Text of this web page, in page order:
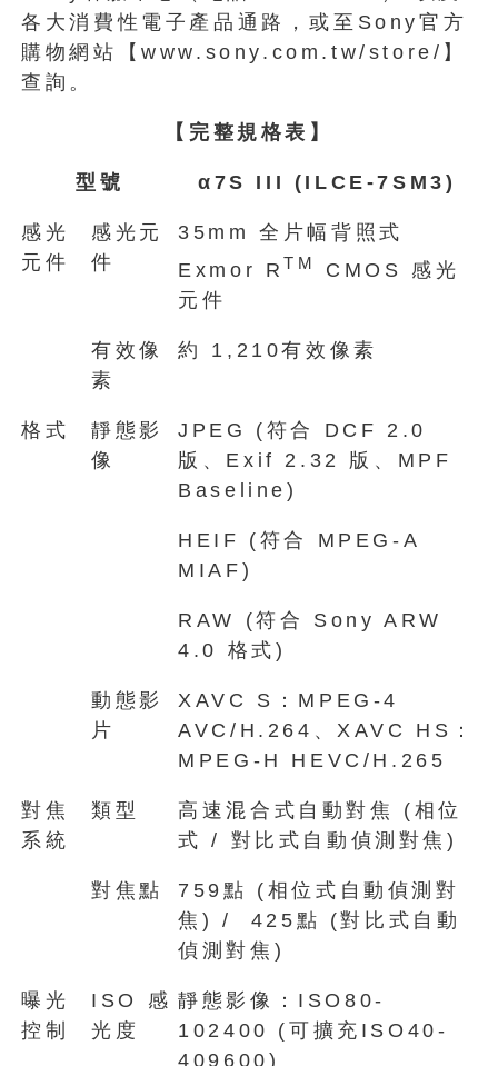
各大消費性電子產品通路，或至Sony官方
購物網站【www.sony.com.tw/store/】
查詢。
【完整規格表】
型號 α7S III (ILCE-7SM3)
感光
元件
感光元
件
35mm 全片幅背照式
Exmor R TM
CMOS 感光
元件
有效像
素
約 1,210有效像素
格式
靜態影
像
JPEG (符合 DCF 2.0
版、Exif 2.32 版、MPF
Baseline)
HEIF (符合 MPEG-A
MIAF)
RAW (符合 Sony ARW
4.0 格式)
動態影
片
XAVC S：MPEG-4
AVC/H.264、XAVC HS：
MPEG-H HEVC/H.265
對焦
系統
類型
高速混合式自動對焦 (相位
式 / 對比式自動偵測對焦)
對焦點
759點 (相位式自動偵測對
焦) / 425點 (對比式自動
偵測對焦)
曝光
控制
ISO 感
光度
靜態影像：ISO80-
102400 (可擴充ISO40-
409600)